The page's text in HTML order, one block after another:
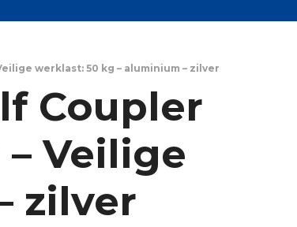
werklast: 50 kg – aluminium – zilver
Coupler
Veilige
zilver